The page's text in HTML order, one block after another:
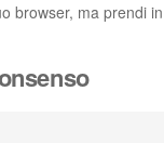
browser, ma prendi